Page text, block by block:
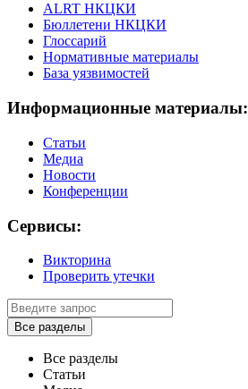
ALRT НКЦКИ
Бюллетени НКЦКИ
Глоссарий
Нормативные материалы
База уязвимостей
Информационные материалы:
Статьи
Медиа
Новости
Конференции
Сервисы:
Викторина
Проверить утечки
Все разделы
Все разделы
Статьи